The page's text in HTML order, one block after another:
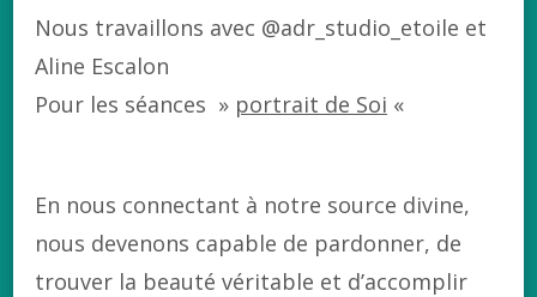
Nous travaillons avec @adr_studio_etoile et
Aline Escalon
Pour les séances » portrait de Soi «
En nous connectant à notre source divine,
nous devenons capable de pardonner, de
trouver la beauté véritable et d’accomplir